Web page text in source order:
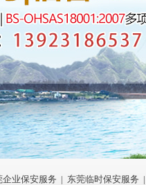
企业保安服务 | 东莞临时保安服务 |